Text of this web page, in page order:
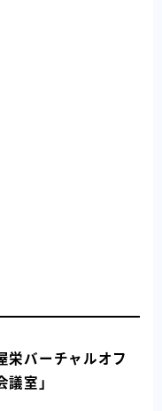
栄バーチャルオフ
室」